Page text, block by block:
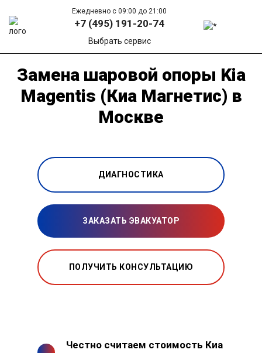
Ежедневно с 09:00 до 21:00
+7 (495) 191-20-74
Выбрать сервис
Замена шаровой опоры Kia
Magentis (Киа Магнетис) в
Москве
ДИАГНОСТИКА
ЗАКАЗАТЬ ЭВАКУАТОР
ПОЛУЧИТЬ КОНСУЛЬТАЦИЮ
Честно считаем стоимость Киа